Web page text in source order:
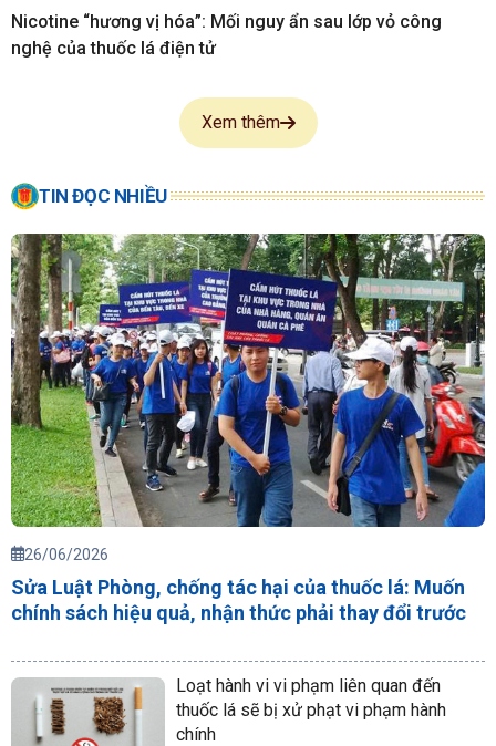
Nicotine “hương vị hóa”: Mối nguy ẩn sau lớp vỏ công
nghệ của thuốc lá điện tử
Xem thêm
TIN ĐỌC NHIỀU
26/06/2026
Sửa Luật Phòng, chống tác hại của thuốc lá: Muốn
chính sách hiệu quả, nhận thức phải thay đổi trước
Loạt hành vi vi phạm liên quan đến
thuốc lá sẽ bị xử phạt vi phạm hành
chính